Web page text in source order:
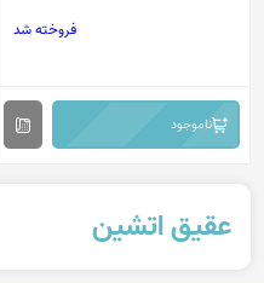
فروخته شد
ناموجود
عقیق اتشین